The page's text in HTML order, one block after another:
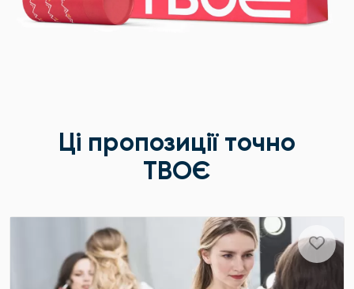
Ці пропозиції точно
ТВОЄ